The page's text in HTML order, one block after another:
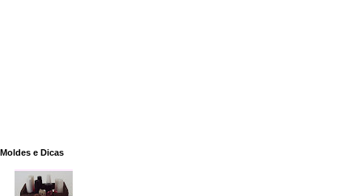
Moldes e Dicas